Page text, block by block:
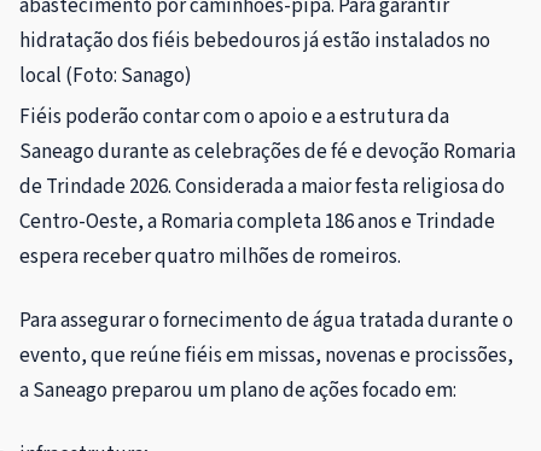
abastecimento por caminhões-pipa. Para garantir
hidratação dos fiéis bebedouros já estão instalados no
local (Foto: Sanago)
Fiéis poderão contar com o apoio e a estrutura da
Saneago durante as celebrações de fé e devoção Romaria
de Trindade 2026. Considerada a maior festa religiosa do
Centro-Oeste, a Romaria completa 186 anos e Trindade
espera receber quatro milhões de romeiros.
Para assegurar o fornecimento de água tratada durante o
evento, que reúne fiéis em missas, novenas e procissões,
a Saneago preparou um plano de ações focado em: